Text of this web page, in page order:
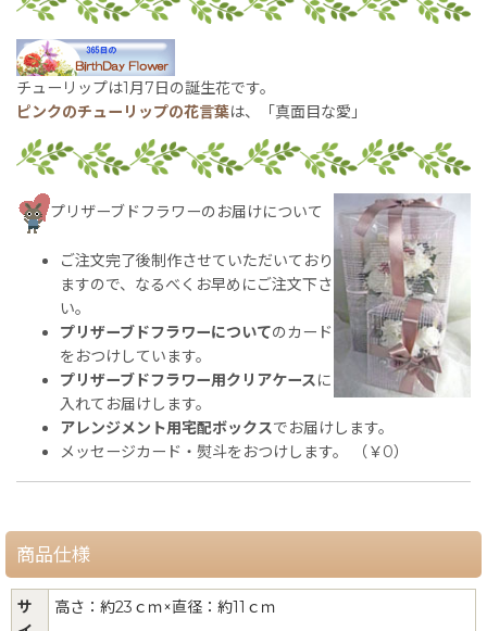
チューリップは1月7日の誕生花です。
ピンクのチューリップの花言葉は、「真面目な愛」
プリザーブドフラワーのお届けについて
ご注文完了後制作させていただいており
ますので、なるべくお早めにご注文下さ
い。
プリザーブドフラワーについてのカード
をおつけしています。
プリザーブドフラワー用クリアケースに
入れてお届けします。
アレンジメント用宅配ボックスでお届けします。
メッセージカード・熨斗をおつけします。 （￥0）
商品仕様
サ
高さ：約23ｃｍ×直径：約11ｃｍ